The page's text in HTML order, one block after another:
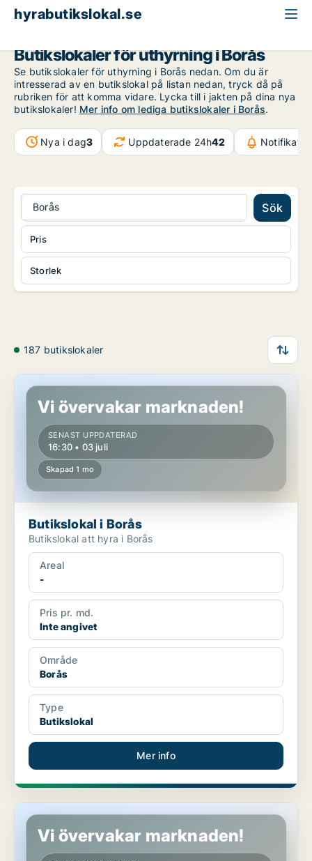
hyrabutikslokal.se
Butikslokaler för uthyrning i Borås
Se butikslokaler för uthyrning i Borås nedan. Om du är
intresserad av en butikslokal på listan nedan, tryck då på
rubriken för att komma vidare. Lycka till i jakten på dina nya
butikslokaler! Mer info om lediga butikslokaler i Borås.
Nya i dag3 Uppdaterade 24h42
Borås Sök
Storlek
Pris
187 butikslokaler
Butikslokal i Borås
Vi övervakar marknaden!
SENAST UPPDATERAD
16:30 • 03 juli
Skapad 1 mo
Butikslokal i Borås
Butikslokal att hyra i Borås
Areal
-
Pris pr. md.
Inte angivet
Område
Borås
Type
Butikslokal
Mer info
Butikslokal i Borås
Vi övervakar marknaden!